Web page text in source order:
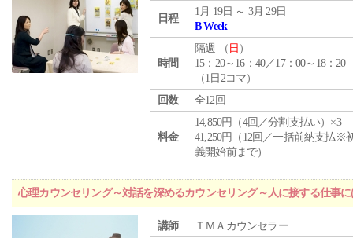
日程
1月 19日 ～ 3月 29日
B Week
時間
隔週 （ 日 ）
15：20～16：40／17：00～18：20
（1日2コマ）
回数
全12回
料金
14,850円（4回／分割支払い）×3
41,250円（12回／一括前納支払※
義開始前まで）
心理カウンセリング～対話を深めるカウンセリング～人に接する仕事
講師 ＴＭＡカウンセラー